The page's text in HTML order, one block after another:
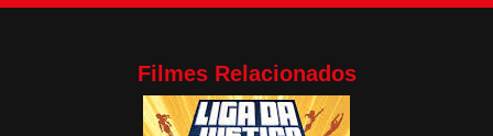
Filmes Relacionados